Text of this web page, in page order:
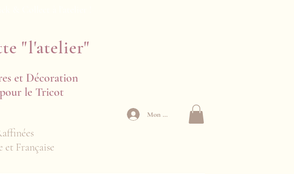
"l'atelier"
et Décoration
pour le Tricot
Française
Mon Compte